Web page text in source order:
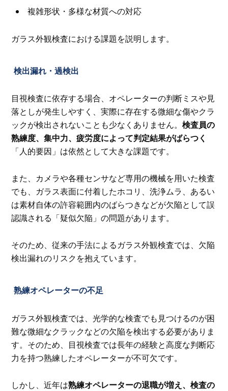
複雑形状・多様な材質への対応
ガラス外観検査における課題を説明します。
検出漏れ・過検出
目視検査に依存する場合、オペレーターの判断ミスや見
落としが発生しやすく、実際に存在する微細な傷やクラ
ックが検出されないことも少なくありません。検査員の
熟練度、集中力、疲労度によって判定結果がばらつく
「人的要因」は依然として大きな課題です。
また、カメラや各種センサなど専用の機械を用いた検査
でも、ガラス表面に付着したホコリ、洗浄ムラ、あるい
は素材自体の許容範囲内のばらつきなどが欠陥として誤
認識される「疑似欠陥」の問題があります。
そのため、従来の手法によるガラス外観検査では、欠陥
検出漏れのリスクを抱えています。
熟練オペレーターの不足
ガラス外観検査では、光学的な検査でも見つけるのが困
難な微細なクラックなどの欠陥を検出する必要がありま
す。そのため、目視検査では長年の経験と高度な判断応
力を持つ熟練したオペレーターが不可欠です。
しかし、近年は熟練オペレーターの退職が増え、検査の